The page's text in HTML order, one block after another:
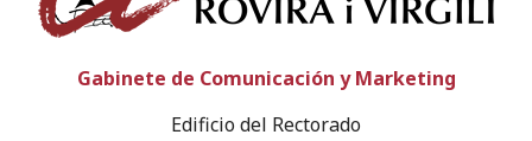
Gabinete de Comunicación y Marketing
Edificio del Rectorado